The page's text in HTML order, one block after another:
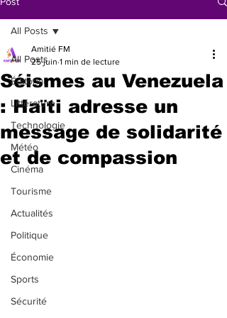
All Posts
Éditorial
Littérature
Technologie
Météo
Cinéma
Tourisme
Actualités
Politique
Économie
Sports
Sécurité
All Posts
Séismes au Venezuela
: Haïti adresse un
message de solidarité
et de compassion
Amitié FM
25 juin 1 min de lecture